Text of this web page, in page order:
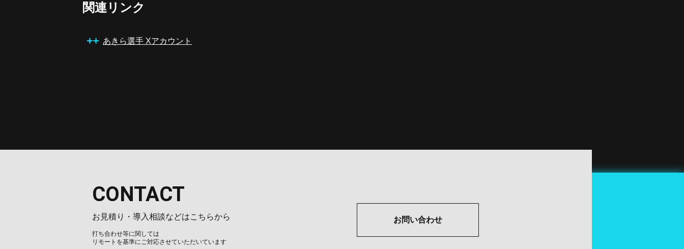
関連リンク
あきら選手 Xアカウント
CONTACT
お見積り・導入相談などはこちらから
打ち合わせ等に関しては
リモートを基準にご対応させていただいています
お問い合わせ